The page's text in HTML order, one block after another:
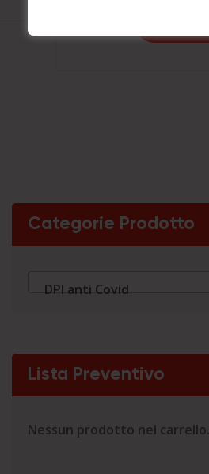
Categorie Prodotto
DPI anti Covid
Lista Preventivo
Nessun prodotto nel carrello.